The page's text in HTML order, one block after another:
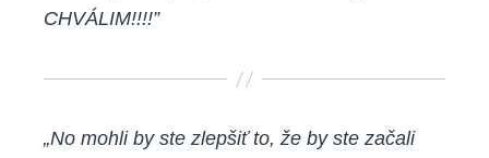
CHVÁLIM!!!!”
„No mohli by ste zlepšiť to, že by ste začali